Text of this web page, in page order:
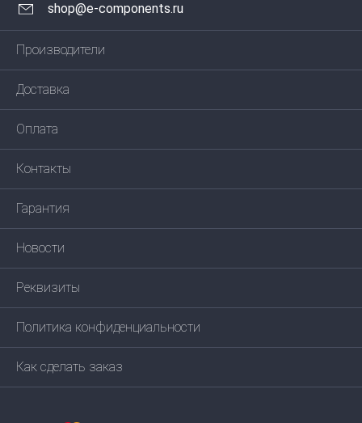
shop@e-components.ru
Производители
Доставка
Оплата
Контакты
Гарантия
Новости
Реквизиты
Политика конфиденциальности
Как сделать заказ